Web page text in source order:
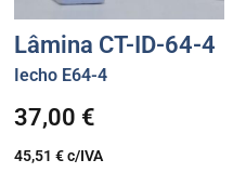
Lâmina CT-ID-64-4
Iecho E64-4
37,00 €
45,51 €c/IVA